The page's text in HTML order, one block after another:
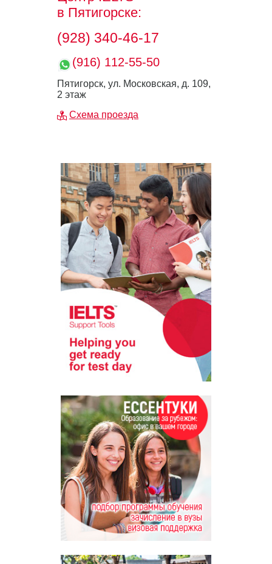
в Пятигорске:
(928) 340-46-17
(916) 112-55-50
Пятигорск, ул. Московская, д. 109,
2 этаж
Схема проезда